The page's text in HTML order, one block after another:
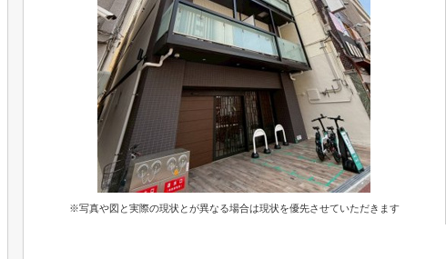
※写真や図と実際の現状とが異なる場合は現状を優先させていただきます